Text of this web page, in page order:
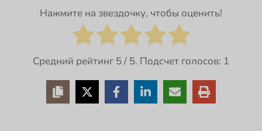
Нажмите на звездочку, чтобы оценить!
Средний рейтинг 5/ 5. Подсчет голосов: 1